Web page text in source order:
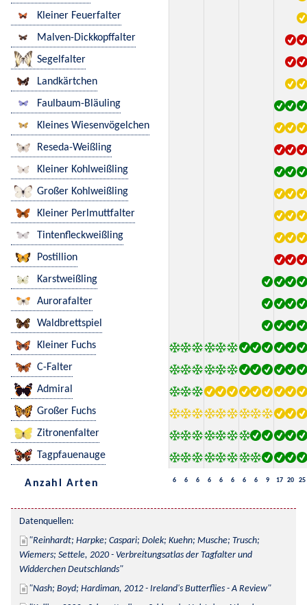
Kleiner Feuerfalter
Malven-Dickkopffalter
Segelfalter
Landkärtchen
Faulbaum-Bläuling
Kleines Wiesenvögelchen
Reseda-Weißling
Kleiner Kohlweißling
Großer Kohlweißling
Kleiner Perlmuttfalter
Tintenfleckweißling
Postillion
Karstweißling
Aurorafalter
Waldbrettspiel
Kleiner Fuchs
C-Falter
Admiral
Großer Fuchs
Zitronenfalter
Tagpfauenauge
Anzahl Arten 6 6 6 6 6 6 6 6 9 17 20 25
Datenquellen:
Reinhardt; Harpke; Caspari; Dolek; Kuehn; Musche; Trusch;
Wiemers; Settele, 2020 - Verbreitungsatlas der Tagfalter und
Widderchen Deutschlands
Nash; Boyd; Hardiman, 2012 - Ireland's Butterflies - A Review